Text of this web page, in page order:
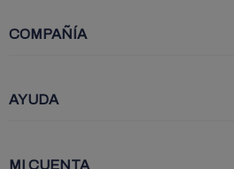
COMPAÑÍA
AYUDA
MI CUENTA